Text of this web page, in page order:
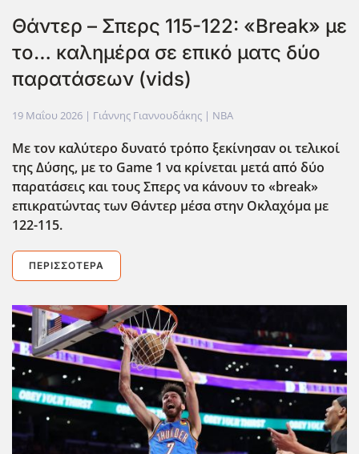
Θάντερ – Σπερς 115-122: «Break» με
το… καλημέρα σε επικό ματς δύο
παρατάσεων (vids)
19 Μαΐου 2026 | Γιάννης Γιαννουδάκης | NBA
Με τον καλύτερο δυνατό τρόπο ξεκίνησαν οι τελικοί
της Δύσης, με το Game 1 να κρίνεται μετά από δύο
παρατάσεις και τους Σπερς να κάνουν το «break»
επικρατώντας των Θάντερ μέσα στην Οκλαχόμα με
122-115.
ΠΕΡΙΣΣΌΤΕΡΑ